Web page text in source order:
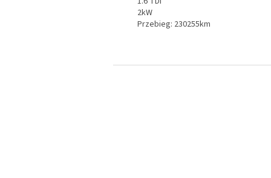
2kW
Przebieg: 230255km